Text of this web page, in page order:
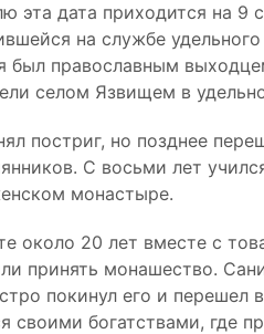
эта дата приходится на 9
на службе
был православным
селом Язвищем в
постриг, но позднее
С восьми лет
монастыре.
около 20 лет вместе с
принять монашество.
покинул его и перешел
своими богатствами, где